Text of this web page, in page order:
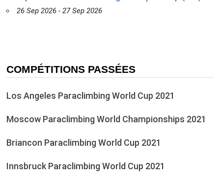
26 Sep 2026 - 27 Sep 2026
COMPÉTITIONS PASSÉES
Los Angeles Paraclimbing World Cup 2021
Moscow Paraclimbing World Championships 2021
Briancon Paraclimbing World Cup 2021
Innsbruck Paraclimbing World Cup 2021